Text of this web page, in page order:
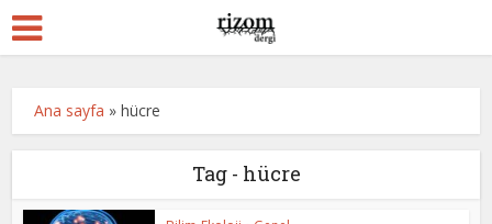
Ana sayfa »hücre
Tag - hücre